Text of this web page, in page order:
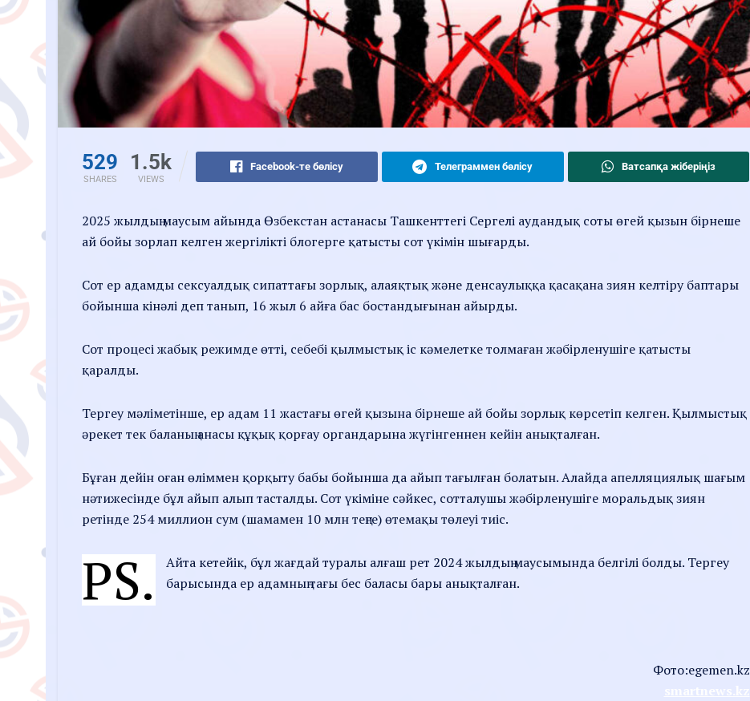
529
SHARES
1.5k
VIEWS
Facebook-те бөлісу Телеграммен бөлісу Ватсапқа жіберіңіз
2025 жылдың маусым айында Өзбекстан астанасы Ташкенттегі Сергелі аудандық соты өгей қызын бірнеше
ай бойы зорлап келген жергілікті блогерге қатысты сот үкімін шығарды.
Сот ер адамды сексуалдық сипаттағы зорлық, алаяқтық және денсаулыққа қасақана зиян келтіру баптары
бойынша кінәлі деп танып, 16 жыл 6 айға бас бостандығынан айырды.
Сот процесі жабық режимде өтті, себебі қылмыстық іс кәмелетке толмаған жәбірленушіге қатысты
қаралды.
Тергеу мәліметінше, ер адам 11 жастағы өгей қызына бірнеше ай бойы зорлық көрсетіп келген. Қылмыстық
әрекет тек баланың анасы құқық қорғау органдарына жүгінгеннен кейін анықталған.
Бұған дейін оған өліммен қорқыту бабы бойынша да айып тағылған болатын. Алайда апелляциялық шағым
нәтижесінде бұл айып алып тасталды. Сот үкіміне сәйкес, сотталушы жәбірленушіге моральдық зиян
ретінде 254 миллион сум (шамамен 10 млн теңге) өтемақы төлеуі тиіс.
PS.
Айта кетейік, бұл жағдай туралы алғаш рет 2024 жылдың маусымында белгілі болды. Тергеу
барысында ер адамның тағы бес баласы бары анықталған.
Фото:egemen.kz
smartnews.kz